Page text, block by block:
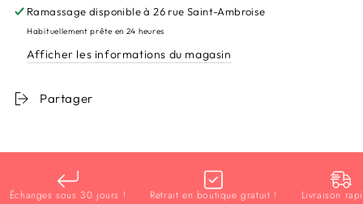
Ramassage disponible à26 rue Saint-Ambroise
Habituellement prête en 24 heures
Afficher les informations du magasin
Partager
Échanges sous 30 jours ! Retrait en boutique gratuit ! Livraison